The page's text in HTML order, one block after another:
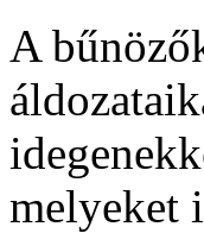
A
melyeket